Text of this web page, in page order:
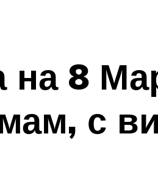
на 8
с